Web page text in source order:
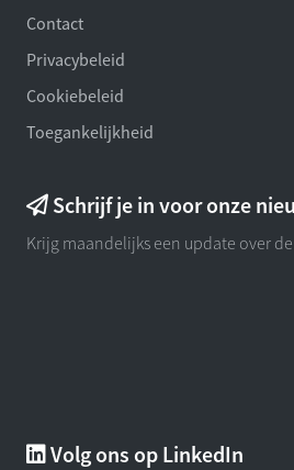
Contact
Privacybeleid
Cookiebeleid
Toegankelijkheid
Schrijf je in voor onze
Krijg maandelijks een update over de
Volg ons op LinkedIn